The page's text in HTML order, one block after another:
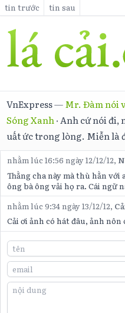
tin trước tin sau
VnExpress— Mr. Đàm nói
Sóng Xanh · Anh cứ nói đi,
uất ức trong lòng. Miễn là
nhằm lúc 16:56 ngày 12/12/12,
Thằng cha này mà thù hằn
ông bà ông vải họ ra. Cái ngữ
nhằm lúc 9:34 ngày 13/12/12,
Cải ơi ảnh có hát đâu, ảnh nôn